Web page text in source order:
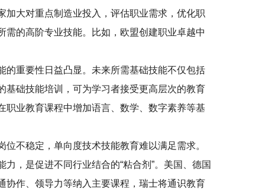
大对重点制造业投入，评估职业需求，优化职
的高阶专业技能。比如，欧盟创建职业卓越中
的重要性日益凸显。未来所需基础技能不仅包括
基础技能培训，可为学习者接受更高层次的教育
业教育课程中增加语言、数学、数字素养等基
不稳定，单向度技术技能教育难以满足需求。
，是促进不同行业结合的“粘合剂”。美国、德国
协作、领导力等纳入主要课程，瑞士将通识教育